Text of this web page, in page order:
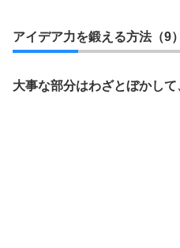
アイデア力を鍛える方法（9）
大事な部分はわざとぼかして